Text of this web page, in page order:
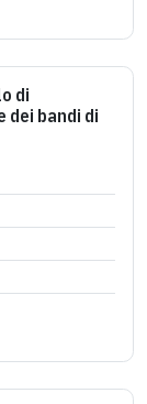
di
dei bandi di